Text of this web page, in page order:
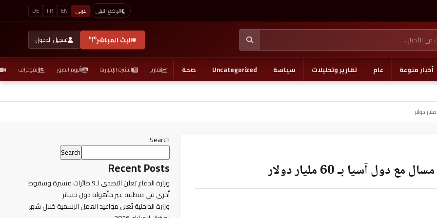
الوضع الليلي عربي EN
FR
DE
البث المباشر تسجيل الدخول
أخبار منوعة عام تقارير وتحليلات سياسة Uncategorized صحة تقارير النشرة الإخبارية ألبوم الصور إنفوجراف
آسيا بـ 60 مليار دولار
Search
Search
Recent Posts
وزارة الدفاع تعلن التصدي لـ9 طائرات مسيرة وسقوط
أخرى في منطقة غير مأهولة دون خسائر
وزارة الداخلية تُعلن مواعيد العمل الرسمية خلال شهر